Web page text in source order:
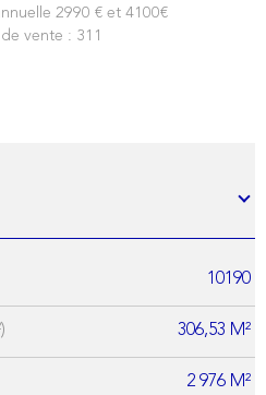
2990 € et 4100€
vente : 311
10190
306,53 M²
2 976 M²